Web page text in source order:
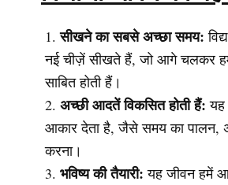
सीखने का सबसे अच्छा समय:
नई चीज़ें सीखते हैं, जो आगे चलकर
साबित होती हैं।
अच्छी आदतें विकसित होती हैं: यह
आकार देता है, जैसे समय का
करना।
भविष्य की तैयारी: यह जीवन हमें